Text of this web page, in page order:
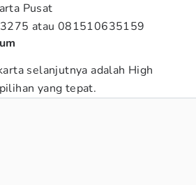
Pusat
atau 081510635159
selanjutnya adalah High
yang tepat.